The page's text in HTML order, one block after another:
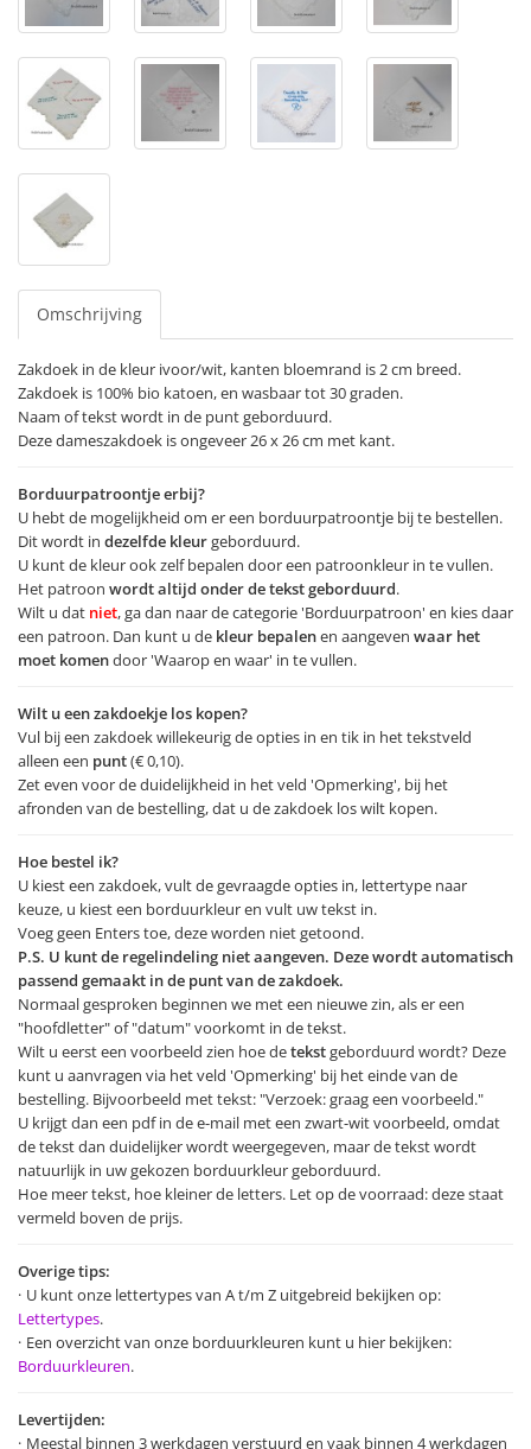
Omschrijving
Zakdoek in de kleur ivoor/wit, kanten bloemrand is 2 cm breed.
Zakdoek is 100% bio katoen, en wasbaar tot 30 graden.
Naam of tekst wordt in de punt geborduurd.
Deze dameszakdoek is ongeveer 26 x 26 cm met kant.
Borduurpatroontje erbij?
U hebt de mogelijkheid om er een borduurpatroontje bij te bestellen.
Dit wordt in dezelfde kleurgeborduurd.
U kunt de kleur ook zelf bepalen door een patroonkleur in te vullen.
Het patroon wordt altijd onder de tekst geborduurd.
Wilt u dat niet, ga dan naar de categorie 'Borduurpatroon' en kies daar
een patroon. Dan kunt u de kleur bepalenen aangeven waar het
moet komendoor 'Waarop en waar' in te vullen.
Wilt u een zakdoekje los kopen?
Vul bij een zakdoek willekeurig de opties in en tik in het tekstveld
alleen een punt(€ 0,10).
Zet even voor de duidelijkheid in het veld 'Opmerking', bij het
afronden van de bestelling, dat u de zakdoek los wilt kopen.
Hoe bestel ik?
U kiest een zakdoek, vult de gevraagde opties in, lettertype naar
keuze, u kiest een borduurkleur en vult uw tekst in.
Voeg geen Enters toe, deze worden niet getoond.
P.S. U kunt de regelindeling niet aangeven. Deze wordt automatisch
passend gemaakt in de punt van de zakdoek.
Normaal gesproken beginnen we met een nieuwe zin, als er een
"hoofdletter" of "datum" voorkomt in de tekst.
Wilt u eerst een voorbeeld zien hoe detekstgeborduurd wordt? Deze
kunt u aanvragen via het veld 'Opmerking' bij het einde van de
bestelling. Bijvoorbeeld met tekst: "Verzoek: graag een voorbeeld."
U krijgt dan een pdf in de e-mail met een zwart-wit voorbeeld, omdat
de tekst dan duidelijker wordt weergegeven, maar de tekst wordt
natuurlijk in uw gekozen borduurkleur geborduurd.
Hoe meer tekst, hoe kleiner de letters. Let op de voorraad: deze staat
vermeld boven de prijs.
Overige tips:
U kunt onze lettertypes van A t/m Z uitgebreid bekijken op:
Lettertypes.
Een overzicht van onze borduurkleuren kunt u hier bekijken:
Borduurkleuren.
Levertijden:
Meestal binnen 3 werkdagen verstuurd en vaak binnen 4 werkdagen